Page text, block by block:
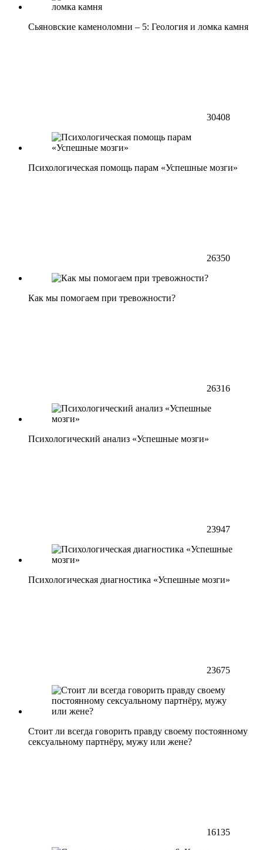
Сьяновские каменоломни – 5: Геология и ломка камня
30408
Психологическая помощь парам «Успешные мозги»
26350
Как мы помогаем при тревожности?
26316
Психологический анализ «Успешные мозги»
23947
Психологическая диагностика «Успешные мозги»
23675
Стоит ли всегда говорить правду своему постоянному
сексуальному партнёру, мужу или жене?
16135